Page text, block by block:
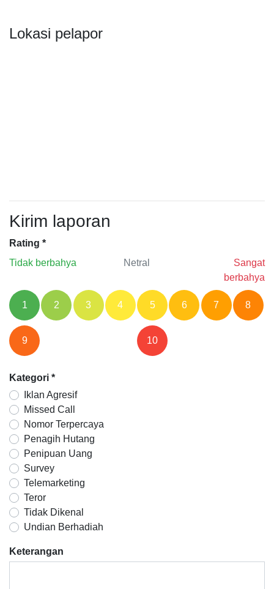
Lokasi pelapor
Kirim laporan
Rating *
Tidak berbahya
Netral
Sangat
berbahya
1 2 3 4 5 6 7 8
9 10
Kategori *
Iklan Agresif
Missed Call
Nomor Terpercaya
Penagih Hutang
Penipuan Uang
Survey
Telemarketing
Teror
Tidak Dikenal
Undian Berhadiah
Keterangan